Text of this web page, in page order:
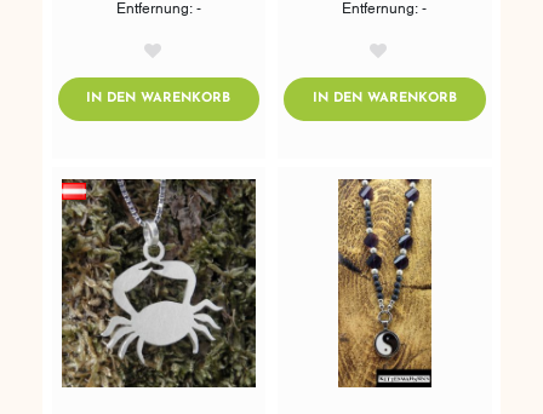
Entfernung: -
IN DEN WARENKORBADDTOCART
Entfernung: -
IN DEN WARENKORBADDTOCART